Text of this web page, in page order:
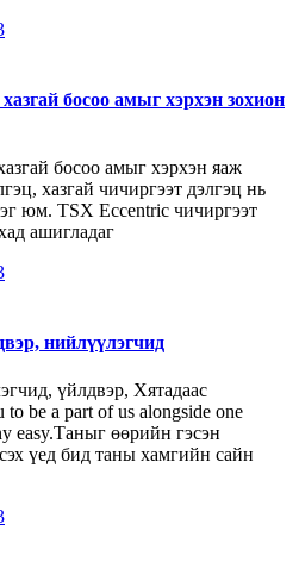
босоо амыг хэрхэн зохион
босоо амыг хэрхэн яаж
хазгай чичиргээт дэлгэц нь
юм. TSX Eccentric чичиргээт
ашигладаг
нийлүүлэгчид
үйлдвэр, Хятадаас
be a part of us alongside one
easy.Таныг өөрийн гэсэн
үед бид таны хамгийн сайн